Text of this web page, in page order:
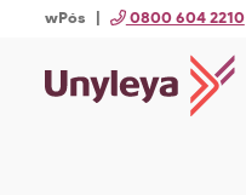
wPós | 0800 604 2210